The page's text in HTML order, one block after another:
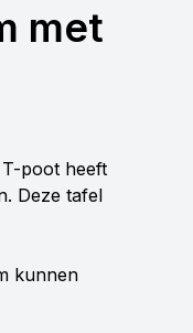
met
poot heeft
Deze tafel
kunnen